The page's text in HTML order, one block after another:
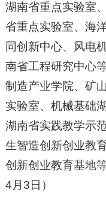
湖南省重点实验室
省重点实验室、海
同创新中心、风电
南省工程研究中心
制造产业学院、矿
实验室、机械基础
湖南省实践教学示
生智造创新创业教
创新创业教育基地
4月3日）